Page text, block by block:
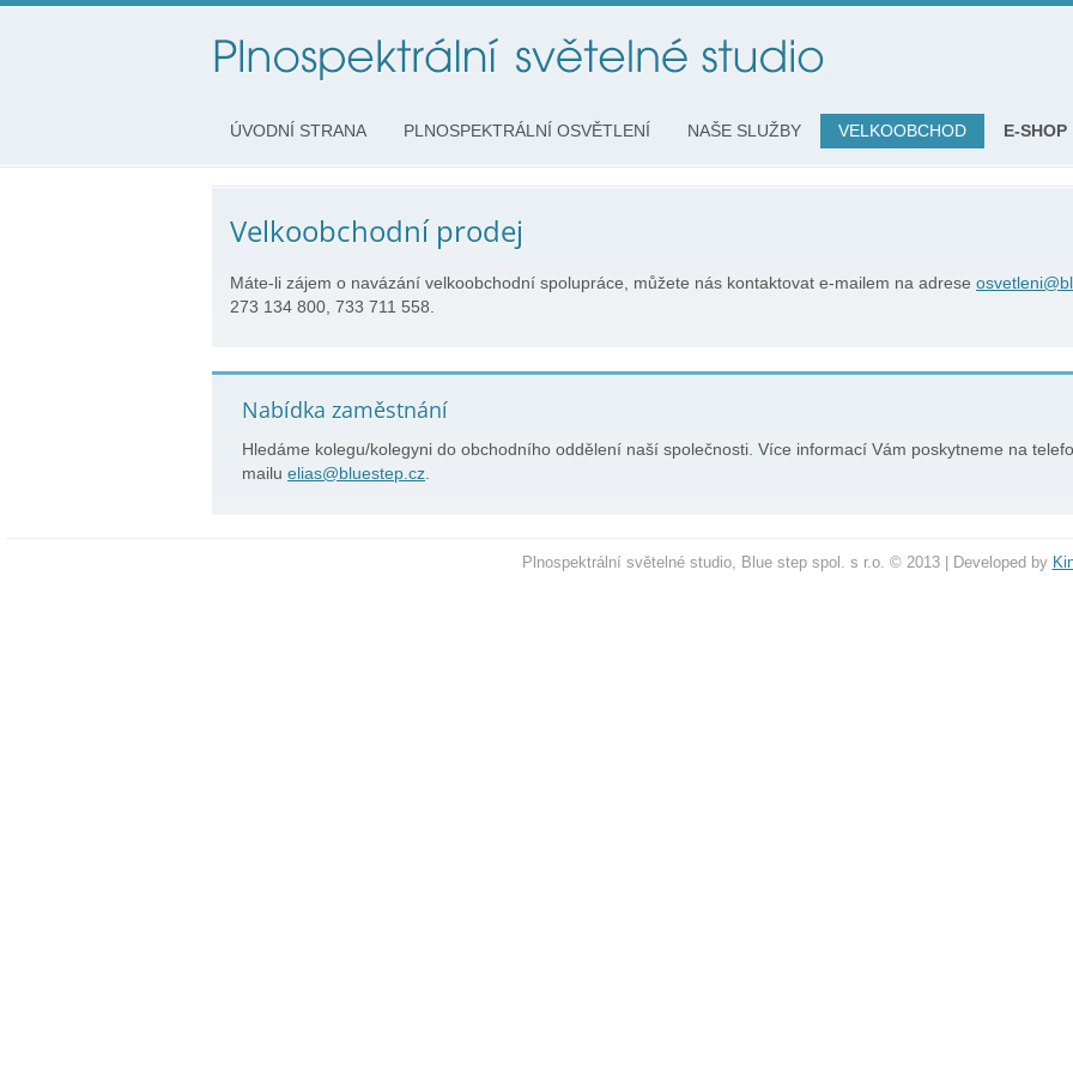
ÚVODNÍ STRANA PLNOSPEKTRÁLNÍ OSVĚTLENÍ NAŠE SLUŽBY VELKOOBCHOD E-SHOP
Velkoobchodní prodej
Máte-li zájem o navázání velkoobchodní spolupráce, můžete nás kontaktovat e-mailem na adrese
273 134 800, 733 711 558.
Nabídka zaměstnání
Hledáme kolegu/kolegyni do obchodního oddělení naší společnosti. Více informací Vám poskytneme na
mailu elias@bluestep.cz
Plnospektrální světelné studio, Blue step spol. s r.o. © 2013 | Developed by